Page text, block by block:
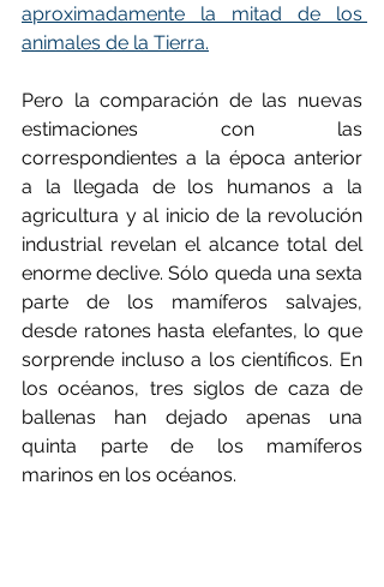
aproximadamente la mitad de los
animales de la Tierra.
Pero la comparación de las nuevas
estimaciones con las
correspondientes a la época anterior
a la llegada de los humanos a la
agricultura y al inicio de la revolución
industrial revelan el alcance total del
enorme declive. Sólo queda una sexta
parte de los mamíferos salvajes,
desde ratones hasta elefantes, lo que
sorprende incluso a los científicos. En
los océanos, tres siglos de caza de
ballenas han dejado apenas una
quinta parte de los mamíferos
marinos en los océanos.